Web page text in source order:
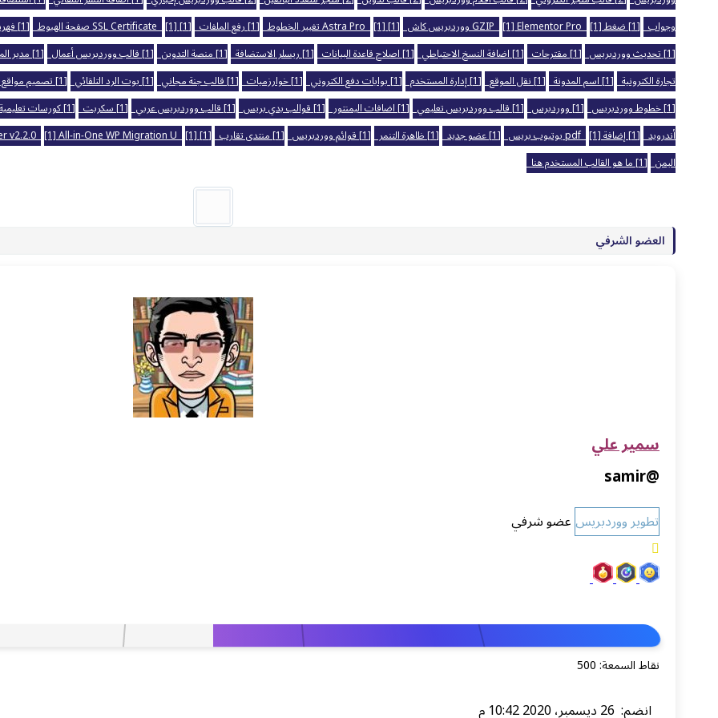
وجواب [1] ضغط GZIP [1] Elementor Pro[1] ووردبريس كاش [1] Astra Pro [1] تغيير الخطوط [1] رفع الملفات [1] SSL Certificate [1] صفحة الهبوط
[1] فهرسة المواقع
[1] تحديث ووردبريس
[1] مقترحات [1] اضافة النسخ الاحتياطي [1] اصلاح قاعدة البيانات [1] ريسلر الاستضافة [1] منصة التدوين [1] قالب ووردبريس أعمال
[1] مدير الملفات
تجارة الكترونية [1] اسم المدونة [1] نقل الموقع [1] إدارة المستخدم [1] بوابات دفع الكتروني [1] خوارزميات [1] قالب جنة مجاني [1] بوت الرد التلقائي
[1] تصميم مواقع
[1] خطوط ووردبريس
[1] ووردبرس [1] قالب ووردبريس تعليمي [1] اضافات اليمنتور [1] قوالب بدي بريس [1] قالب ووردبريس عربي [1] سكربت
[1] كورسات تعليمية
أندرويد [1] إضافة pdf [1] يوتيوب بريس [1] عضو جديد [1] ظاهرة التنمر [1] قوائم ووردبريس [1] منتدى تقارب [1] Zynith SEO
v2.2.0[1] All‑in‑One WP Migration U
اليمن [1] ما هو القالب المستخدم هنا
العضو الشرفي
سمير علي
@samir
تطوير ووردبريسعضو شرفي
نقاط السمعة: 500
انضم: 26 ديسمبر، 2020 10:42 م